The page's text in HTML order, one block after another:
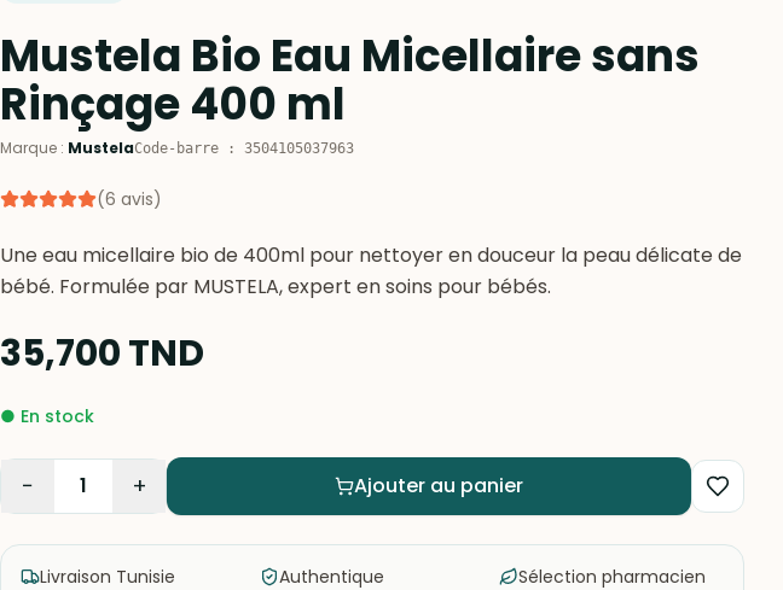
Mustela Bio Eau Micellaire sans
Rinçage 400 ml
Marque : MustelaCode-barre : 3504105037963
(6 avis)
Une eau micellaire bio de 400ml pour nettoyer en douceur la peau délicate de
bébé. Formulée par MUSTELA, expert en soins pour bébés.
35,700TND
● En stock
− 1 + Ajouter au panier
Livraison Tunisie Authentique Sélection pharmacien